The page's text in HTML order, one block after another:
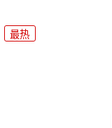
最热